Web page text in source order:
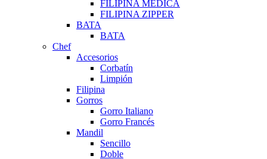
FILIPINA MEDICA
FILIPINA ZIPPER
BATA
BATA
Chef
Accesorios
Corbatín
Limpión
Filipina
Gorros
Gorro Italiano
Gorro Francés
Mandil
Sencillo
Doble